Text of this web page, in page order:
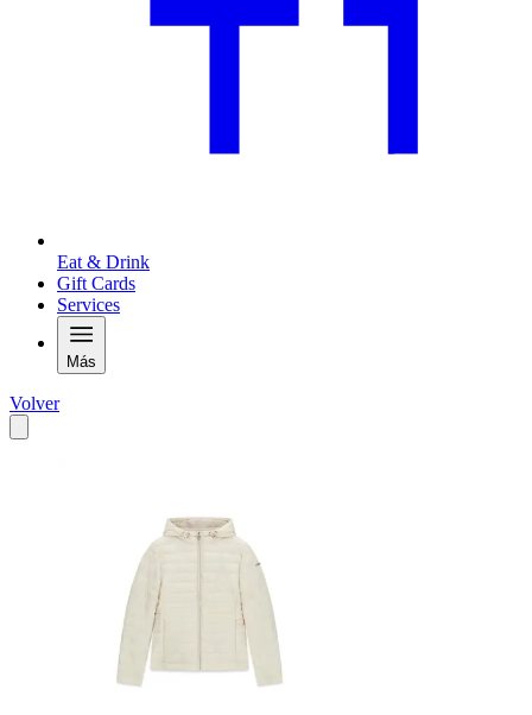
Eat & Drink
Gift Cards
Services
Más
Volver